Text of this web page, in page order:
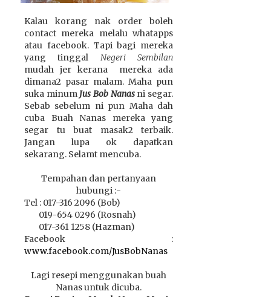
Kalau korang nak order boleh
contact mereka melalu whatapps
atau facebook. Tapi bagi mereka
yang tinggal Negeri Sembilan
mudah jer kerana mereka ada
dimana2 pasar malam. Maha pun
suka minum Jus Bob Nanas ni segar.
Sebab sebelum ni pun Maha dah
cuba Buah Nanas mereka yang
segar tu buat masak2 terbaik.
Jangan lupa ok dapatkan
sekarang. Selamt mencuba.
Tempahan dan pertanyaan
hubungi :-
Tel : 017-316 2096 (Bob)
019-654 0296 (Rosnah)
017-361 1258 (Hazman)
Facebook :
www.facebook.com/JusBobNanas
Lagi resepi menggunakan buah
Nanas untuk dicuba.